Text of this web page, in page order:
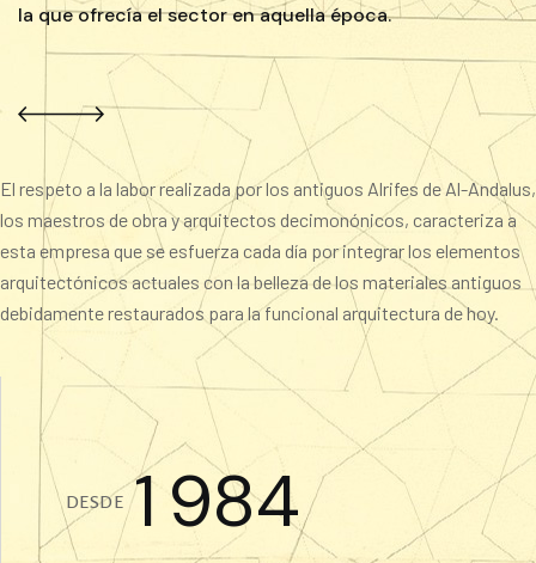
la que ofrecía el sector en aquella época.
El respeto a la labor realizada por los antiguos Alrifes de Al-Andalus,
los maestros de obra y arquitectos decimonónicos, caracteriza a
esta empresa que se esfuerza cada día por integrar los elementos
arquitectónicos actuales con la belleza de los materiales antiguos
debidamente restaurados para la funcional arquitectura de hoy.
1 984
DESDE